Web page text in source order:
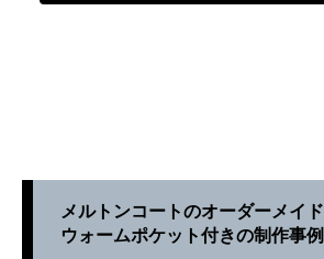
メルトンコートのオーダーメイド
ウォームポケット付きの制作事例